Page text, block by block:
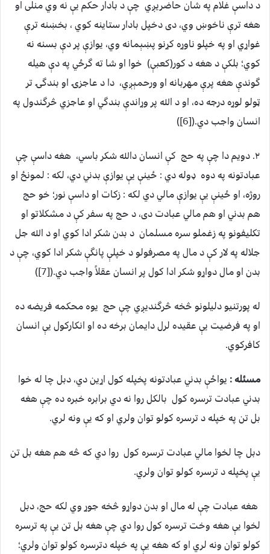
د داسې غلام په شان حاضریږي چې د بادار حکم یې نه وي منلی او
هغه ترې ناخوښ وي، دی دخپل بادار ستاینه کوي ، بخښنه ترې
غواړي او په خپلو ناوړه کړنو پښېمانه وي، یوازې پر دې بسنه نه
کوي؛ بلکې د هغه د کور(کعبې) خوا او شا ته گرځي په دې هیله
گوندې هغه پرې مهربانه او ورحمېږي، دا د عاجزۍ او بندگۍ تر
ټولو لوړه درجه ده، او د الله پر وړاندې بندگي او عاجزي څرگندول په
انسان واجب دي.([6])
۲. دويم دا چې په حج کې انسان دالله شکر باسي، هغه داسې چې
عبادتونه په دوه ډوله دي : ځینې یې یوازې بدني دي، لکه : لمونځ او
روژه، او ځینې یې یوازې مالي دي لکه : زکات او داسې نور؛ خو حج
هم بدني او هم مالي عبادت دی، د حج په سفر کې د مشکلاتو او
تکلیفونو په زغملو سره مسلمان د بدن شکر ادا کوي او د الله جل
جلاله په لار کې د مال په مصرفولو د خپلې پانگې شکر ادا کوي، چې د
بدن او مال دواړو شکر ادا کول پر انسان عقلاً واجب دي.([7])
له پورتنیو دلیلونو څخه څرگندیږي چې حج یوه محکمه فریضه ده
او په فرضیت یې عقیده لرل دایمان برخه ده او انکارکول يې انسان
کافرکوي.
مسئله : يواځې بدني عبادتونه پخپله کول اړین دي، دبل چا له خوا
بدني عبادت ترسره کول بالکل روا نه دي برابره خبره ده چې هغه
بل تن په خپله د ترسره کولو توان ولري او که یې ونه لري.
دبل چا لخوا مالي عبادت ترسره کول روا دي که څه هم هغه بل تن
یې پخپله د ترسره کولو توان ولري.
هغه عبادت چې له مال او بدن دواړو څخه جوړ وي لکه حج، دبل
لخوا یې هغه وخت ترسره کول روا دي چې هغه بل تن یې په ترسره
کولو توان ونه لري او که هغه یې په خپله دترسره کولو توان ولري؛